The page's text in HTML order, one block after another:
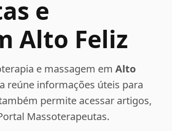
e
Alto Feliz
e massagem em Alto
reúne informações úteis para
permite acessar artigos,
Massoterapeutas.